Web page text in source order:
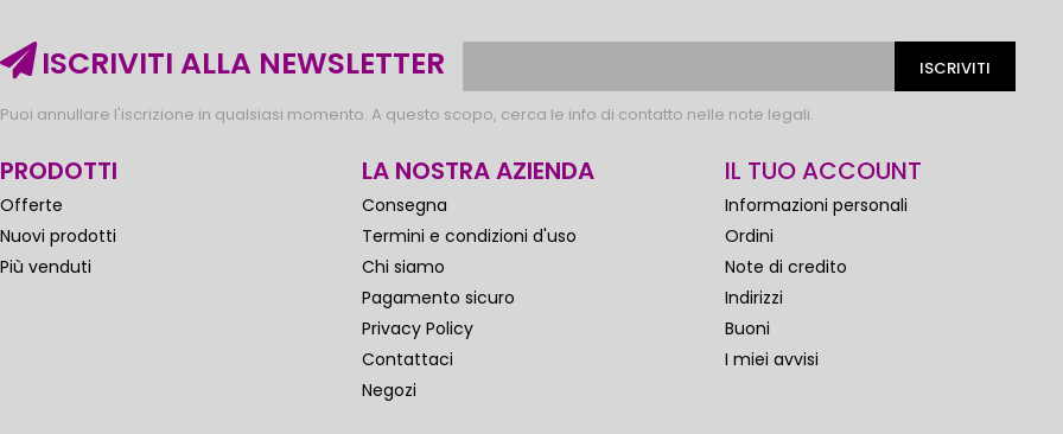
ISCRIVITI ALLA NEWSLETTER
Puoi annullare l'iscrizione in qualsiasi momento. A questo scopo, cerca le info di contatto nelle note legali.
PRODOTTI
Offerte
Nuovi prodotti
Più venduti
LA NOSTRA AZIENDA
Consegna
Termini e condizioni d'uso
Chi siamo
Pagamento sicuro
Privacy Policy
Contattaci
Negozi
IL TUO ACCOUNT
Informazioni personali
Ordini
Note di credito
Indirizzi
Buoni
I miei avvisi